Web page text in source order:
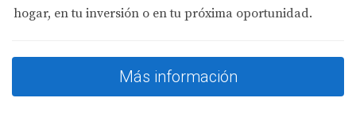
Carlos compró varias viviendas bajo esta modalidad,
financiar cada nuevo inmueble.
hogar, en tu inversión o en tu próxima oportunidad.
Más información